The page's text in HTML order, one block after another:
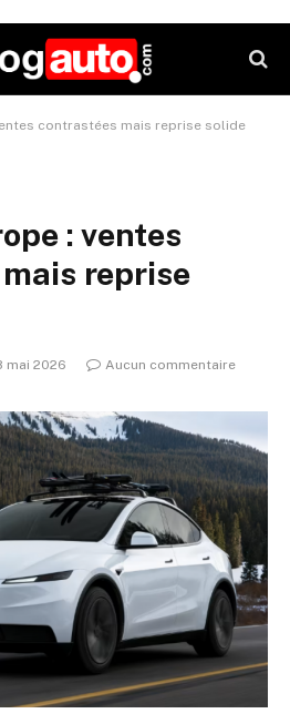
contrastées mais reprise solide
: ventes
reprise
mai 2026 Aucun commentaire